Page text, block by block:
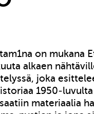
on mukana
alkaen
joka
1950-
materiaalia